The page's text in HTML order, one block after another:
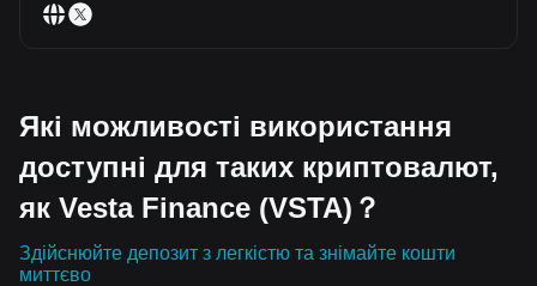
Які можливості використання
доступні для таких криптовалют,
як Vesta Finance (VSTA)？
Здійснюйте депозит з легкістю та знімайте кошти
миттєво